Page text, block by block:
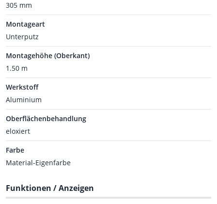
305 mm
Montageart
Unterputz
Montagehöhe (Oberkant)
1.50 m
Werkstoff
Aluminium
Oberflächenbehandlung
eloxiert
Farbe
Material-Eigenfarbe
Funktionen / Anzeigen